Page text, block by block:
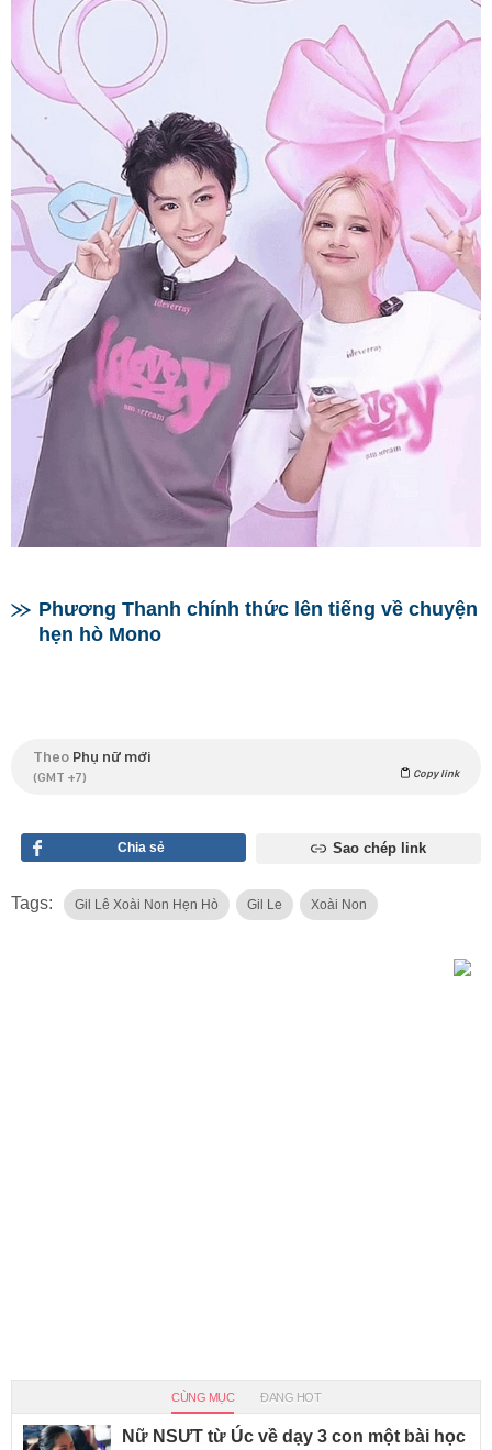
Phương Thanh chính thức lên tiếng về chuyện
hẹn hò Mono
Theo Phụ nữ mới
(GMT +7) Copy link
Chia sẻ Sao chép link
Tags: Gil Lê Xoài Non Hẹn Hò Gil Le Xoài Non
CÙNG MỤC ĐANG HOT
Nữ NSƯT từ Úc về dạy 3 con một bài học